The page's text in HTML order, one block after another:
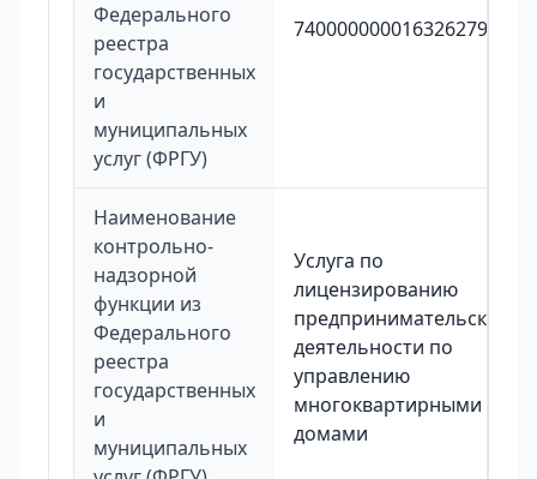
Федерального
реестра
государственных
и
муниципальных
услуг (ФРГУ)
7400000000163262794
Наименование
контрольно-
надзорной
функции из
Федерального
реестра
государственных
и
муниципальных
Услуга по
лицензированию
предпринимательской
деятельности по
управлению
многоквартирными
домами